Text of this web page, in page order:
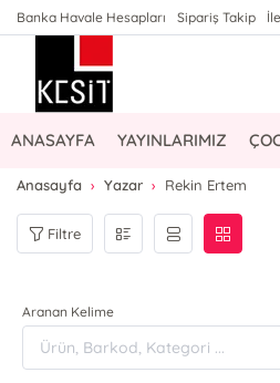
Banka Havale Hesapları Sipariş Takip
ANASAYFA YAYINLARIMIZ
Anasayfa Yazar Rekin Ertem
Filtre
Aranan Kelime